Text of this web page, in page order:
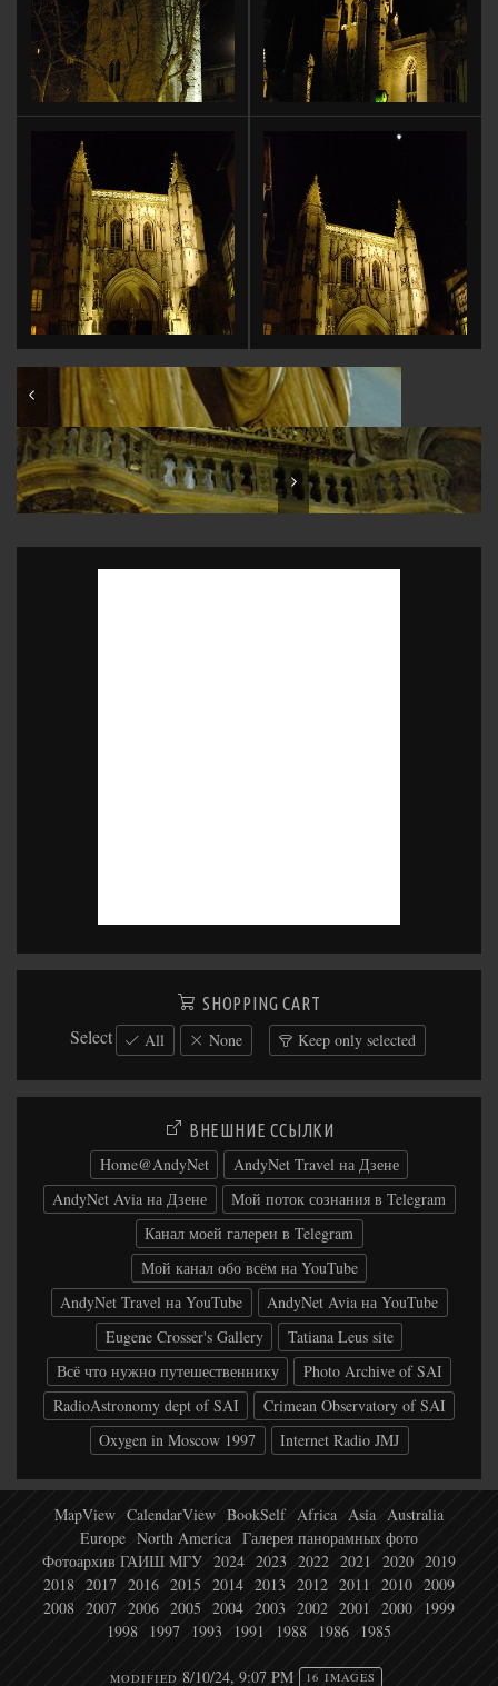
France: Vaucluse: Palais des papes d'Avignon
France: Vaucluse: Cathédrale Notre-Dame des Doms
d'Avignon
SHOPPING CART
Select All None Keep only selected
ВНЕШНИЕ ССЫЛКИ
Home@AndyNet
AndyNet Travel на Дзене
AndyNet Avia на Дзене
Мой поток сознания в Telegram
Канал моей галереи в Telegram
Мой канал обо всём на YouTube
AndyNet Travel на YouTube
AndyNet Avia на YouTube
Eugene Crosser's Gallery
Tatiana Leus site
Всё что нужно путешественнику
Photo Archive of SAI
RadioAstronomy dept of SAI
Crimean Observatory of SAI
Oxygen in Moscow 1997
Internet Radio JMJ
MapView CalendarView BookSelf Africa Asia Australia
Europe North America Галерея панорамных фото
Фотоархив ГАИШ МГУ 2024 2023 2022 2021 2020 2019
2018 2017 2016 2015 2014 2013 2012 2011 2010 2009
2008 2007 2006 2005 2004 2003 2002 2001 2000
1999
1998
1997 1993 1991 1988 1986 1985
MODIFIED 8/10/24, 9:07 PM 16 IMAGES